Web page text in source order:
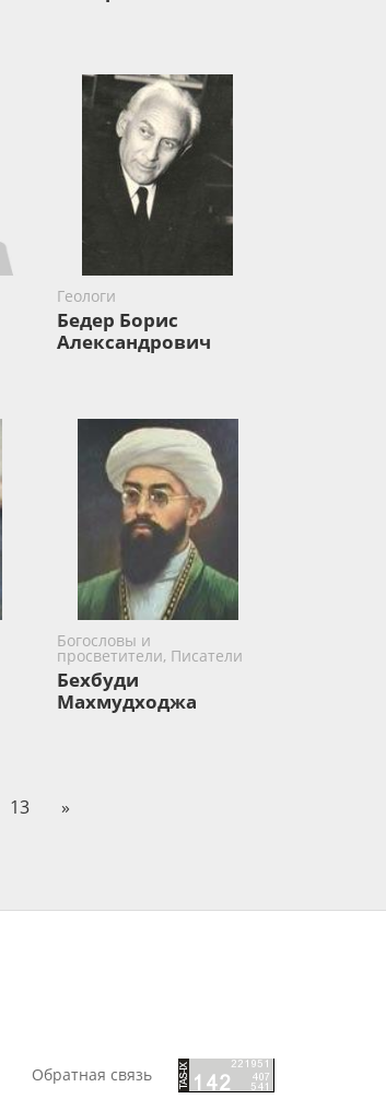
Геологи
Бедер Борис
Александрович
Богословы и
просветители, Писатели
Бехбуди
Махмудходжа
13 »
Обратная связь